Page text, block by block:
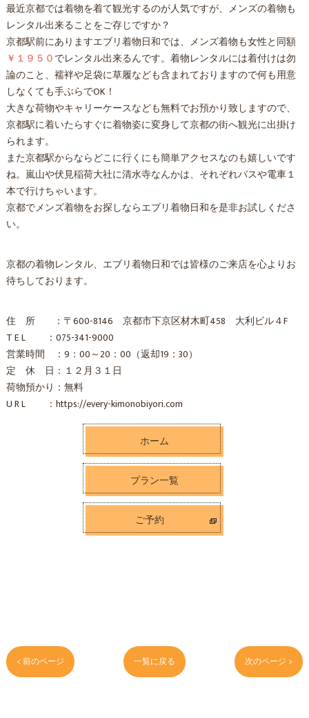
最近京都では着物を着て観光するのが人気ですが、メンズの着物も
レンタル出来ることをご存じですか？
京都駅前にありますエブリ着物日和では、メンズ着物も女性と同額
￥１９５０でレンタル出来るんです。着物レンタルには着付けは勿
論のこと、襦袢や足袋に草履なども含まれておりますので何も用意
しなくても手ぶらでOK！
大きな荷物やキャリーケースなども無料でお預かり致しますので、
京都駅に着いたらすぐに着物姿に変身して京都の街へ観光に出掛け
られます。
また京都駅からならどこに行くにも簡単アクセスなのも嬉しいです
ね。嵐山や伏見稲荷大社に清水寺なんかは、それぞれバスや電車１
本で行けちゃいます。
京都でメンズ着物をお探しならエブリ着物日和を是非お試しくださ
い。
京都の着物レンタル、エブリ着物日和では皆様のご来店を心よりお
待ちしております。
住 所 ：〒600-8146 京都市下京区材木町458 大利ビル４F
T E L ：075-341-9000
営業時間 ：9：00～20：00（返却19：30）
定 休 日：１２月３１日
荷物預かり：無料
U R L ：https://every-kimonobiyori.com
ホーム
プラン一覧
ご予約
< 前のページ 一覧に戻る 次のページ >